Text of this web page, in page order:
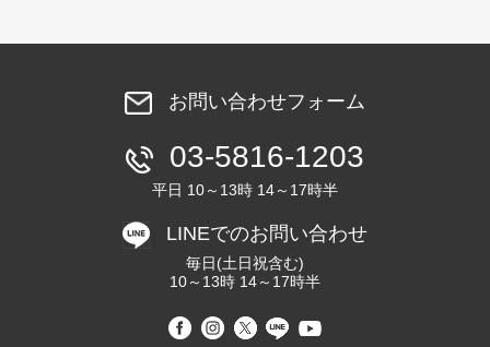
お問い合わせフォーム
03-5816-1203
平日 10～13時 14～17時半
LINEでのお問い合わせ
毎日(土日祝含む)
10～13時 14～17時半